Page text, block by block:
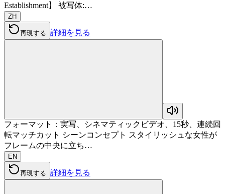
Establishment】 被写体:…
ZH
再現する 詳細を見る
フォーマット：実写、シネマティックビデオ、15秒、連続回
転マッチカット シーンコンセプト スタイリッシュな女性が
フレームの中央に立ち…
EN
再現する 詳細を見る